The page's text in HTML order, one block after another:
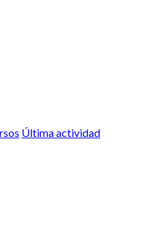
Última actividad